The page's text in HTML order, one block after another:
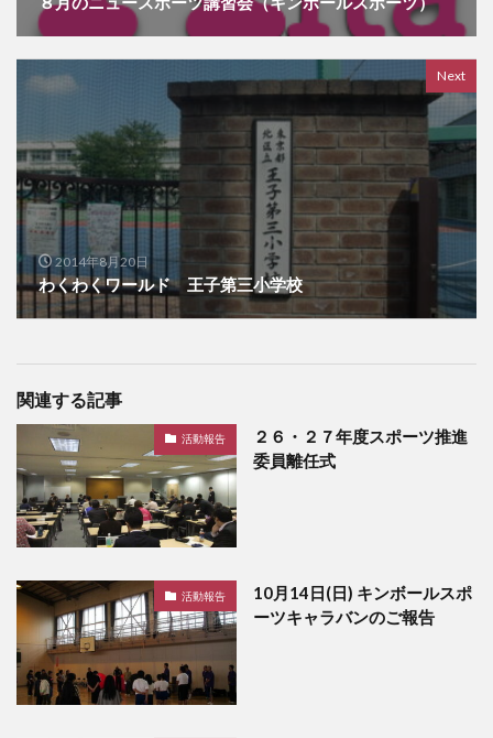
Next
2014年8月20日
わくわくワールド 王子第三小学校
関連する記事
活動報告
２６・２７年度スポーツ推進
委員離任式
活動報告
10月14日(日) キンボールスポ
ーツキャラバンのご報告